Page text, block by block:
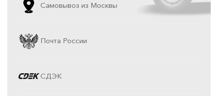
Самовывоз из Москвы
Почта России
СДЭК